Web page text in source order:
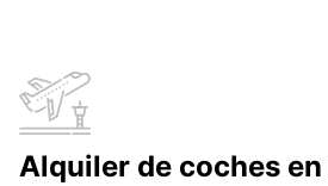
Alquiler de coches